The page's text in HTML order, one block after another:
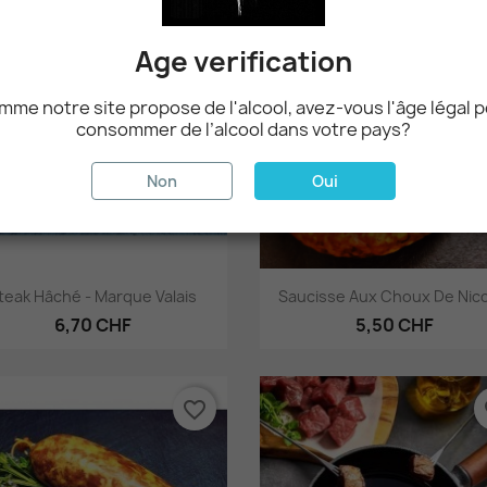
Aperçu rapide
Hâché - Marque Valais
6,70 CHF
favorite_border
 Aperçu rapide
Saucisse Aux Choux De
5,50 CHF
favorite_border
Age verification
notre site propose de l'alcool, avez-vous l'âge légal
consommer de l’alcool dans votre pays?
Non Oui